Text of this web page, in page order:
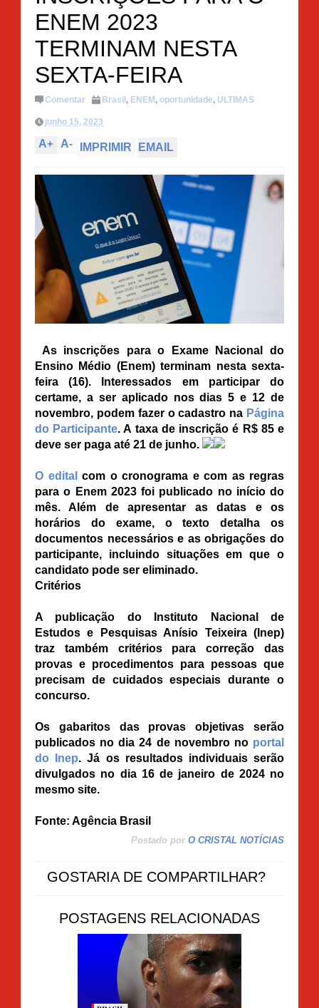
ENEM 2023
TERMINAM NESTA
SEXTA-FEIRA
Comentar Brasil, ENEM, oportunidade, ULTIMAS
junho 15, 2023
A+ A- IMPRIMIR EMAIL
As inscrições para o Exame Nacional do
Ensino Médio (Enem) terminam nesta sexta-
feira (16). Interessados em participar do
certame, a ser aplicado nos dias 5 e 12 de
novembro, podem fazer o cadastro na Página
do Participante. A taxa de inscrição é R$ 85 e
deve ser paga até 21 de junho.
O edital com o cronograma e com as regras
para o Enem 2023 foi publicado no início do
mês. Além de apresentar as datas e os
horários do exame, o texto detalha os
documentos necessários e as obrigações do
participante, incluindo situações em que o
candidato pode ser eliminado.
Critérios
A publicação do Instituto Nacional de
Estudos e Pesquisas Anísio Teixeira (Inep)
traz também critérios para correção das
provas e procedimentos para pessoas que
precisam de cuidados especiais durante o
concurso.
Os gabaritos das provas objetivas serão
publicados no dia 24 de novembro no portal
do Inep. Já os resultados individuais serão
divulgados no dia 16 de janeiro de 2024 no
mesmo site.
Fonte: Agência Brasil
Postado por O CRISTAL NOTÍCIAS
GOSTARIA DE COMPARTILHAR?
POSTAGENS RELACIONADAS